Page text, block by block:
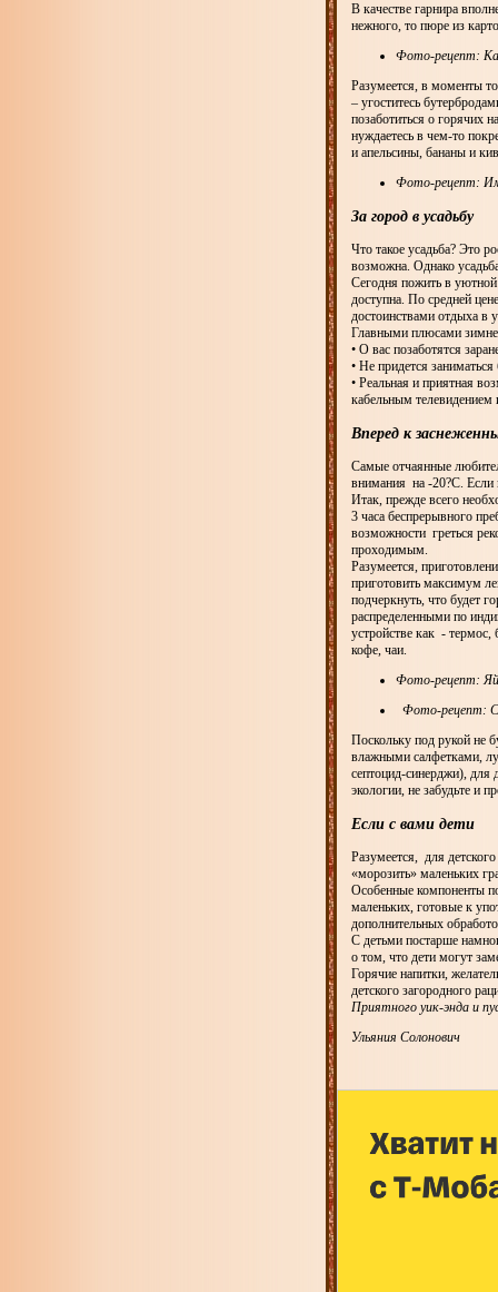
В качестве гарнира
нежного, то пюре из
Фото-рецепт:
Разумеется, в моменты
– угоститесь
позаботиться о горячих
нуждаетесь в чем-то
и апельсины, бананы и
Фото-рецепт:
За город в усадьбу
Что такое усадьба? Это
возможна. Однако
Сегодня пожить в
доступна. По средней
достоинствами отдыха в
Главными плюсами
• О вас позаботятся
• Не придется
• Реальная и приятная
кабельным телевидением
Вперед к
Самые отчаянные
внимания на -20?С. Если
Итак, прежде всего
3 часа беспрерывного
возможности греться
проходимым.
Разумеется,
приготовить максимум
подчеркнуть, что будет
распределенными по
устройстве как - термос,
кофе, чаи.
Фото-рецепт:
Фото-рецепт:
Поскольку под рукой не
влажными салфетками,
септоцид-синерджи), для
экологии, не забудьте и
Если с вами дети
Разумеется, для
«морозить» маленьких
Особенные компоненты
маленьких, готовые к
дополнительных
С детьми постарше
о том, что дети могут
Горячие напитки,
детского загородного
Приятного уик-энда и
Ульяния Солонович